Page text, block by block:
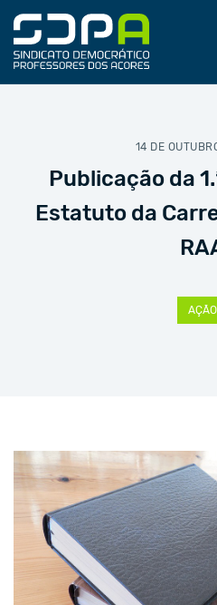
14 DE
Publicação da
Estatuto da
AÇÃO